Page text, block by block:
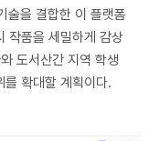
술을 결합한 이 플랫폼
작품을 세밀하게 감상
도서산간 지역 학생
확대할 계획이다.